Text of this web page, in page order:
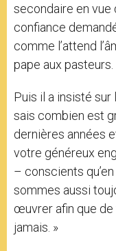
secondaire en vue
confiance
comme l’attend
pape aux pasteurs.
Puis il a insisté
sais combien est
dernières années
votre généreux
– conscients
sommes aussi
œuvrer afin que
jamais. »